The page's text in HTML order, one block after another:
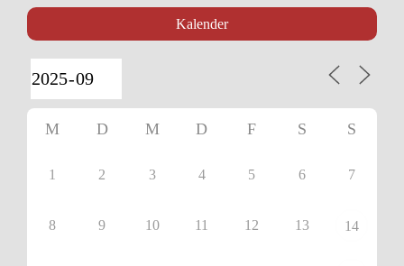
Kalender
M D M D F S S
1 2 3 4 5 6 7
8 9 10 11 12 13 14